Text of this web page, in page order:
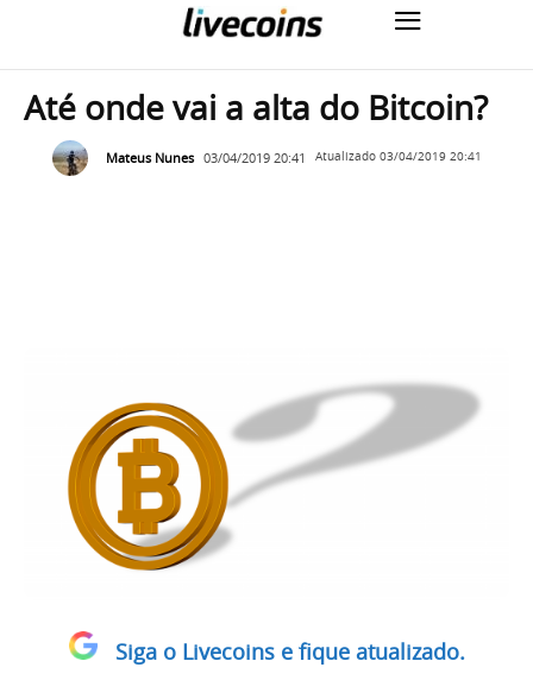
Até onde vai a alta do Bitcoin?
Mateus Nunes 03/04/2019 20:41 Atualizado 03/04/2019 20:41
Siga o Livecoins e fique atualizado.